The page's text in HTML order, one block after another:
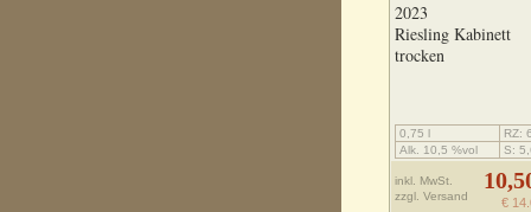
2023
Riesling Kabinett
trocken
0,75 l
RZ:
Alk. 10,5 %vol
S:
inkl. MwSt.
zzgl. Versand €